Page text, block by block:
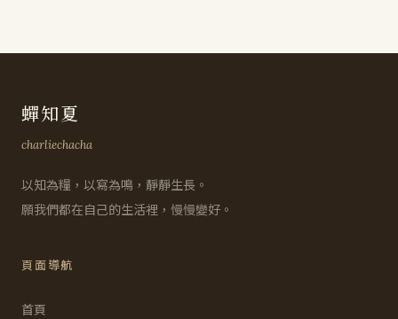
蟬知夏
charliechacha
以知為糧，以寫為鳴，靜靜生長。
願我們都在自己的生活裡，慢慢變好。
頁面導航
首頁